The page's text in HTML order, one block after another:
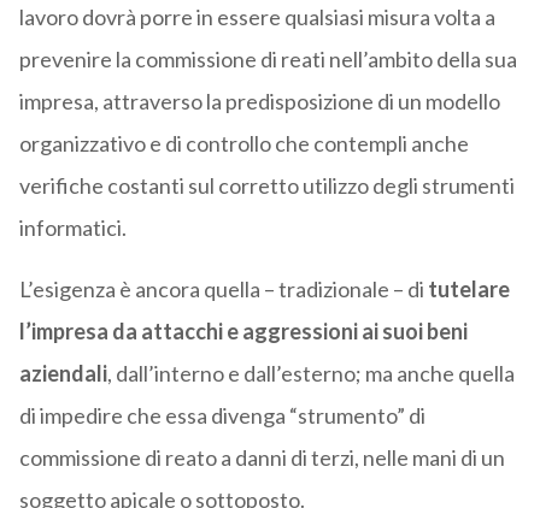
lavoro dovrà porre in essere qualsiasi misura volta a
prevenire la commissione di reati nell’ambito della sua
impresa, attraverso la predisposizione di un modello
organizzativo e di controllo che contempli anche
verifiche costanti sul corretto utilizzo degli strumenti
informatici.
L’esigenza è ancora quella – tradizionale – di tutelare
l’impresa da attacchi e aggressioni ai suoi beni
aziendali, dall’interno e dall’esterno; ma anche quella
di impedire che essa divenga “strumento” di
commissione di reato a danni di terzi, nelle mani di un
soggetto apicale o sottoposto.